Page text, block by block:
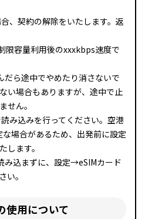
、契約の解除をいたします。返
限容量利用後のxxxkbps速度で
ら途中でやめたり消さないで
い場合もありますが、途中で止
せん。
み込みを行ってください。空港
場合があるため、出発前に設定
します。
み込まずに、設定→eSIMカード
い。
使用について